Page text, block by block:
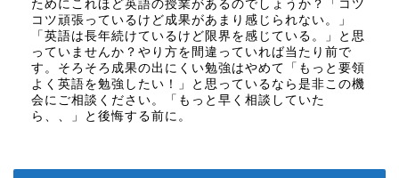
ためにこれほど英語の授業があるのでしょうか？「コツ
コツ頑張っているけど成果があまり感じられない。」
「英語は長年続けているけど限界を感じている。」と思
っていませんか？やり方を間違っていれば当たり前で
す。そろそろ成果の出にくい勉強はやめて「もっと要領
よく英語を勉強したい！」と思っているなら是非この機
会にご相談ください。「もっと早く相談していた
ら、、」と後悔する前に。